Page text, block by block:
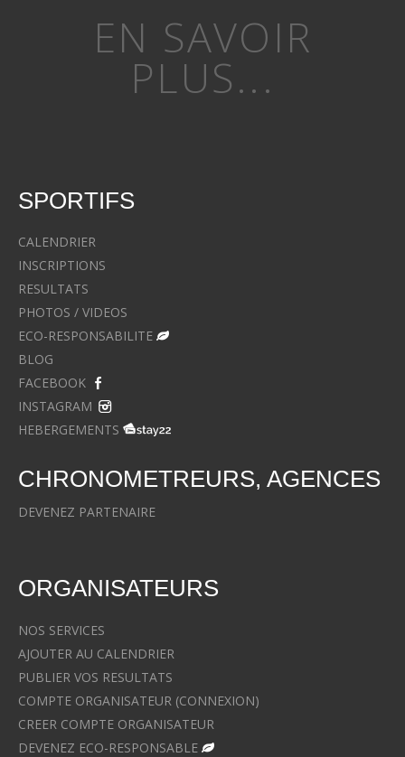
EN SAVOIR
PLUS...
SPORTIFS
CALENDRIER
INSCRIPTIONS
RESULTATS
PHOTOS / VIDEOS
ECO-RESPONSABILITE
BLOG
FACEBOOK
INSTAGRAM
HEBERGEMENTS
CHRONOMETREURS, AGENCES
DEVENEZ PARTENAIRE
ORGANISATEURS
NOS SERVICES
AJOUTER AU CALENDRIER
PUBLIER VOS RESULTATS
COMPTE ORGANISATEUR (CONNEXION)
CREER COMPTE ORGANISATEUR
DEVENEZ ECO-RESPONSABLE